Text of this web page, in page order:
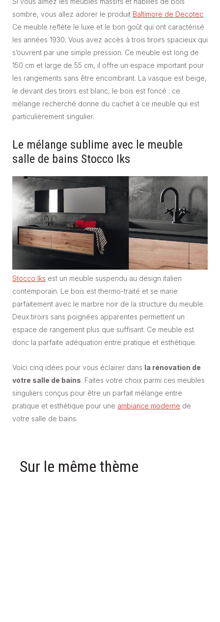
sombre, vous allez adorer le produit Baltimore de Decotec.
Ce meuble reflète le luxe et le bon goût qui ont caractérisé
les années 1930. Vous avez accès à trois tiroirs spacieux qui
s’ouvrent par une simple pression. Ce meuble est long de
150 cm et large de 55 cm, il offre un espace important pour
les rangements sans être encombrant. La vasque est beige,
le devant des tiroirs est blanc, le bois est foncé : ce
mélange recherché donne du cachet à ce meuble qui est
particulièrement singulier.
Le mélange sublime avec le meuble
salle de bains Stocco Iks
Stocco Iks est un meuble suspendu au design italien
contemporain. Le bois est thermo-traité et se marie
parfaitement avec le marbre noir de la structure du meuble.
Deux tiroirs sans poignées apparentes permettent un
espace de rangement plus que suffisant. Ce meuble est
donc la parfaite adéquation entre pratique et esthétique.
Voici cinq idées pour vous éclairer dans la rénovation de
votre salle de bains. Faites votre choix parmi ces meubles
singuliers conçus pour être un parfait mélange entre
pratique et esthétique pour une ambiance moderne de
votre salle de bains.
Sur le même thème